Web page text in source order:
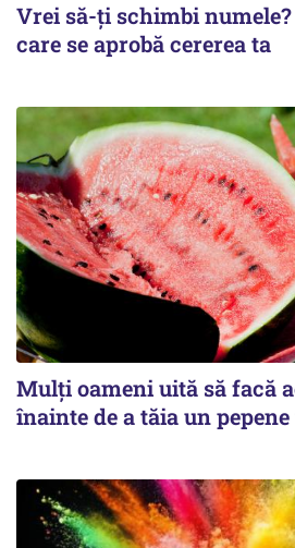
Vrei să-ți schimbi
care se aprobă cererea ta
Mulți oameni uită să facă
înainte de a tăia un